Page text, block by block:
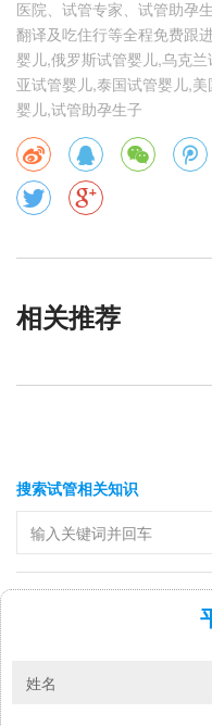
医院、试管专家、试管助孕
翻译及吃住行等全程免费跟
婴儿,俄罗斯试管婴儿,乌克
亚试管婴儿,泰国试管婴儿,
婴儿,试管助孕生子
相关推荐
搜索试管相关知识